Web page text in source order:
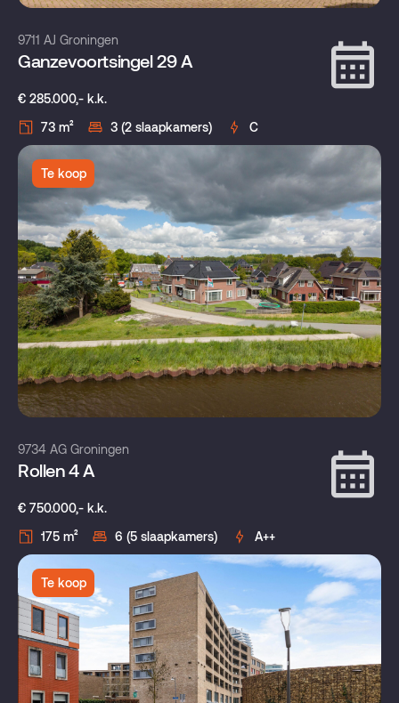
9711 AJ Groningen
Ganzevoortsingel 29 A
€ 285.000,- k.k.
73 m²
3 (2 slaapkamers) C
Te koop
9734 AG Groningen
Rollen 4 A
€ 750.000,- k.k.
175 m²
6 (5 slaapkamers) A++
Te koop